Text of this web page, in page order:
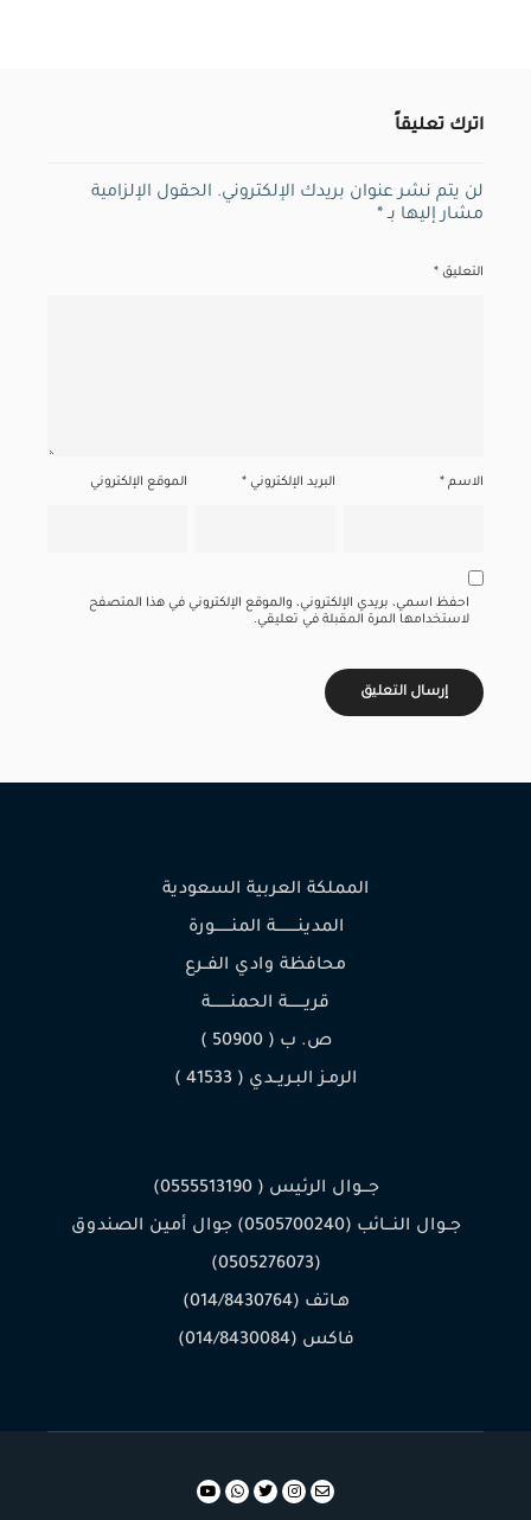
اترك تعليقاً
لن يتم نشر عنوان بريدك الإلكتروني. الحقول الإلزامية
مشار إليها بـ*
التعليق *
الاسم * البريد الإلكتروني* الموقع الإلكتروني
احفظ اسمي، بريدي الإلكتروني، والموقع الإلكتروني في هذا المتصفح
لاستخدامها المرة المقبلة في تعليقي.
المملكة العربية السعودية
المدينـــــــــة المنـــــــورة
محافظة وادي الفــرع
قريـــــــة الحمنــــــــة
ص. ب ( 50900 )
الرمـز البـريــدي ( 41533 )
جـــوال الرئيس ( 0555513190)
جــوال النـــائب (0505700240) جوال أمين الصندوق
(0505276073)
هـاتف (014/8430764)
فاكس (014/8430084)